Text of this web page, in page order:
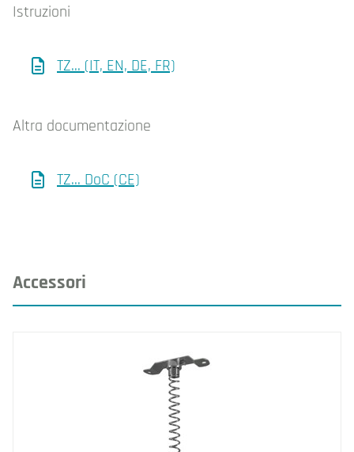
Istruzioni
TZ... (IT, EN, DE, FR)
Altra documentazione
TZ... DoC (CE)
Accessori